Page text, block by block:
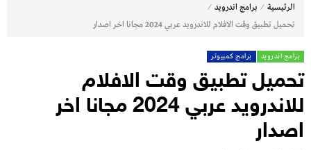
الرئيسية ⁄ برامج اندرويد ⁄
تحميل تطبيق وقت الافلام للاندرويد عربي 2024 مجانا اخر اصدار
برامج اندرويد برامج كمبيوتر
تحميل تطبيق وقت الافلام
للاندرويد عربي 2024 مجانا اخر
اصدار